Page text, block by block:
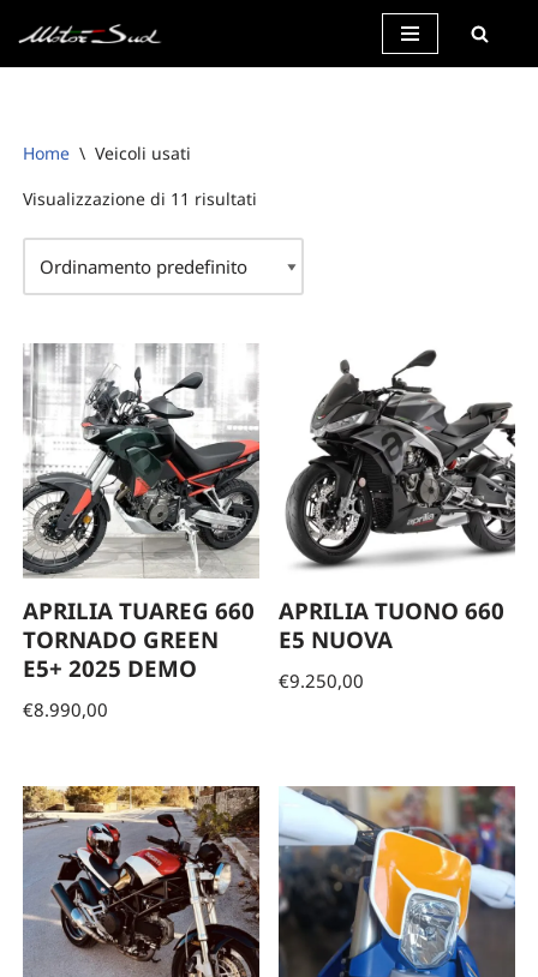
Vai
Home \ Veicoli usati
Visualizzazione di 11 risultati
APRILIA TUAREG 660
TORNADO GREEN
E5+ 2025 DEMO
€8.990,00
APRILIA TUONO 660
E5 NUOVA
€9.250,00